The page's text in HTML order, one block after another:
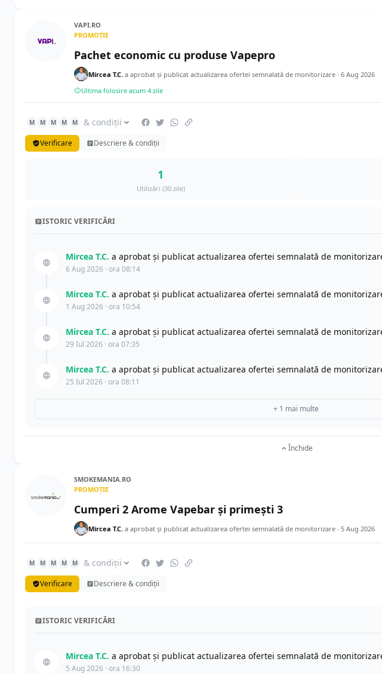
VAPI.RO
PROMOȚIE
Pachet economic cu produse Vapepro
Mircea T.C. a aprobat și publicat actualizarea ofertei semnalată de monitorizare · 6 Aug 2026
Ultima folosire acum 4 zile
M M M M M & condiții
Verificare Descriere & condiții
1
Utilizări (30 zile)
ISTORIC VERIFICĂRI
Mircea T.C. a aprobat și publicat actualizarea ofertei semnalată de
6 Aug 2026 · ora 08:14
Mircea T.C. a aprobat și publicat actualizarea ofertei semnalată de
1 Aug 2026 · ora 10:54
Mircea T.C. a aprobat și publicat actualizarea ofertei semnalată de
29 Iul 2026 · ora 07:35
Mircea T.C. a aprobat și publicat actualizarea ofertei semnalată de
25 Iul 2026 · ora 08:11
+ 1 mai multe
Închide
SMOKEMANIA.RO
PROMOȚIE
Cumperi 2 Arome Vapebar și primești 3
Mircea T.C. a aprobat și publicat actualizarea ofertei semnalată de monitorizare · 5 Aug 2026
M M M M M & condiții
Verificare Descriere & condiții
ISTORIC VERIFICĂRI
Mircea T.C. a aprobat și publicat actualizarea ofertei semnalată de
5 Aug 2026 · ora 16:30